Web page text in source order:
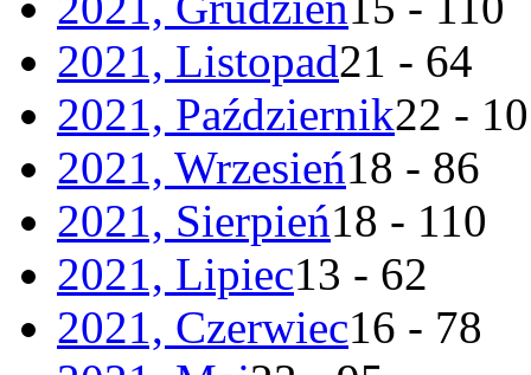
2021, Listopad21 - 64
2021, Październik22 -
2021, Wrzesień18 - 86
2021, Sierpień18 - 110
2021, Lipiec13 - 62
2021, Czerwiec16 - 78